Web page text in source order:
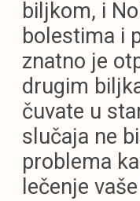
biljkom, i
bolestima i
znatno je
drugim
čuvate u
slučaja ne
problema
lečenje